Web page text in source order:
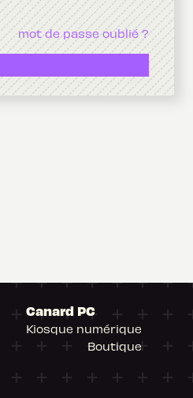
mot de passe oublié ?
Canard PC
Kiosque numérique
Boutique